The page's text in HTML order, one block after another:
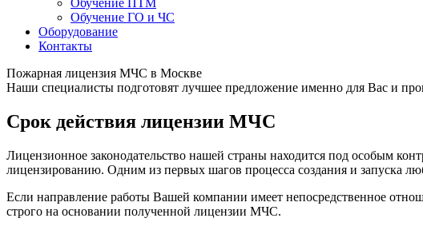
Обучение ПТМ
Обучение ГО и ЧС
Оборудование
Контакты
Пожарная лицензия МЧС в Москве
Наши специалисты подготовят лучшее предложение именно для Вас и
Срок действия лицензии МЧС
Лицензионное законодательство нашей страны находится под особым
лицензированию. Одним из первых шагов процесса создания и запуска
Если направление работы Вашей компании имеет непосредственное
строго на основании полученной лицензии МЧС.